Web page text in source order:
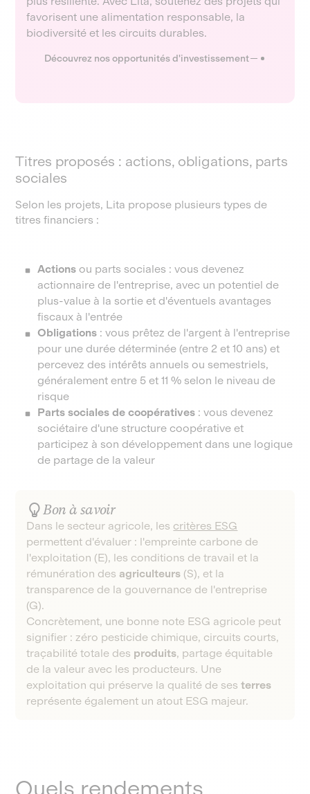
favorisent une alimentation responsable, la
biodiversité et les circuits durables.
Découvrez nos opportunités d'investissement
Titres proposés : actions, obligations, parts
sociales
Selon les projets, Lita propose plusieurs types de
titres financiers :
Actions ou parts sociales : vous devenez
actionnaire de l'entreprise, avec un potentiel de
plus-value à la sortie et d'éventuels avantages
fiscaux à l'entrée
Obligations : vous prêtez de l'argent à l'entreprise
pour une durée déterminée (entre 2 et 10 ans) et
percevez des intérêts annuels ou semestriels,
généralement entre 5 et 11 % selon le niveau de
risque
Parts sociales de coopératives : vous devenez
sociétaire d'une structure coopérative et
participez à son développement dans une logique
de partage de la valeur
Bon à savoir
Dans le secteur agricole, les critères ESG
permettent d'évaluer : l'empreinte carbone de
l'exploitation (E), les conditions de travail et la
rémunération des agriculteurs (S), et la
transparence de la gouvernance de l'entreprise
(G).
Concrètement, une bonne note ESG agricole peut
signifier : zéro pesticide chimique, circuits courts,
traçabilité totale des produits, partage équitable
de la valeur avec les producteurs. Une
exploitation qui préserve la qualité de sesterres
représente également un atout ESG majeur.
Quels rendements